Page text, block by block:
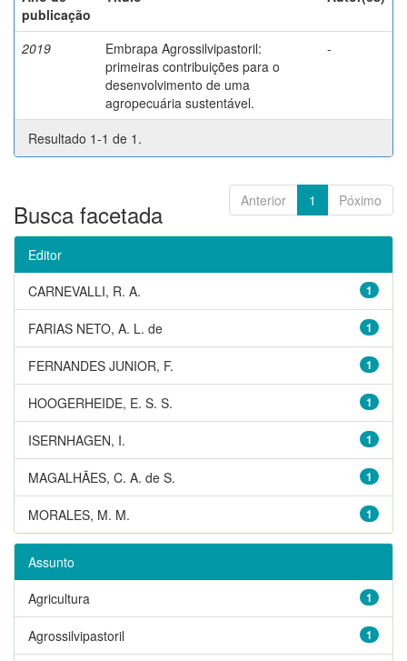
publicação
2019
Embrapa Agrossilvipastoril:
primeiras contribuições para o
desenvolvimento de uma
agropecuária sustentável.
-
Resultado 1-1 de 1.
Anterior 1 Póximo
Busca facetada
Editor
1
CARNEVALLI, R. A.
1
FARIAS NETO, A. L. de
1
FERNANDES JUNIOR, F.
1
HOOGERHEIDE, E. S. S.
1
ISERNHAGEN, I.
1
MAGALHÃES, C. A. de S.
1
MORALES, M. M.
Assunto
1
Agricultura
1
Agrossilvipastoril